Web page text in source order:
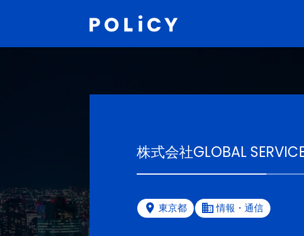
株式会社GLOBAL
東京都 情報・通信